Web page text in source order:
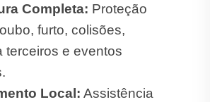
Completa: Proteção
furto, colisões,
terceiros e eventos
Local: Assistência